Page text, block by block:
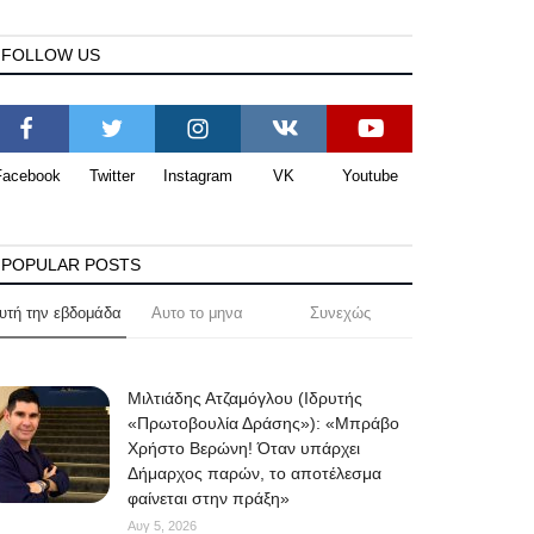
FOLLOW US
Twitter Instagram VK Youtube
POPULAR POSTS
την εβδομάδα Αυτο το μηνα Συνεχώς
Μιλτιάδης Ατζαμόγλου (Ιδρυτής
«Πρωτοβουλία Δράσης»): «Μπράβο
Χρήστο Βερώνη! Όταν υπάρχει
Δήμαρχος παρών, το αποτέλεσμα
φαίνεται στην πράξη»
Αυγ 5, 2026